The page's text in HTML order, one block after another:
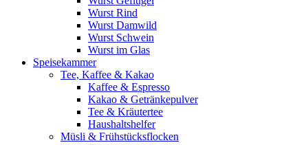
Wurst Rind
Wurst Damwild
Wurst Schwein
Wurst im Glas
Speisekammer
Tee, Kaffee & Kakao
Kaffee & Espresso
Kakao & Getränkepulver
Tee & Kräutertee
Haushaltshelfer
Müsli & Frühstücksflocken